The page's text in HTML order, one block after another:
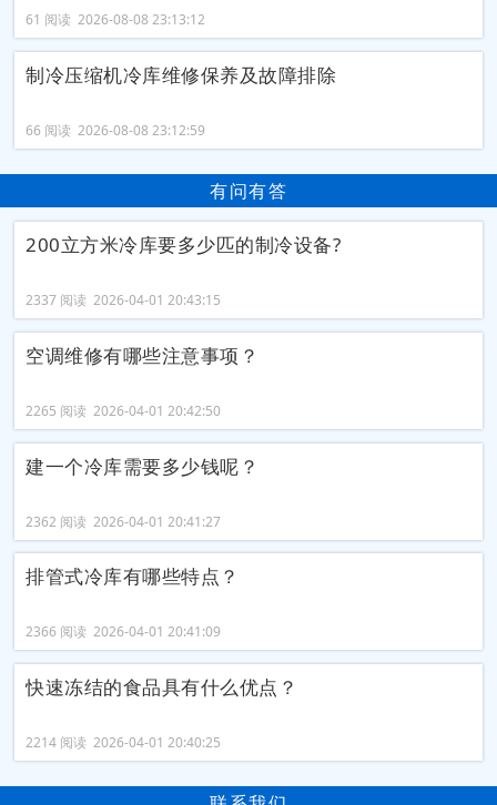
61 阅读 2026-08-08 23:13:12
制冷压缩机冷库维修保养及故障排除
66 阅读 2026-08-08 23:12:59
有问有答
200立方米冷库要多少匹的制冷设备?
2337 阅读 2026-04-01 20:43:15
空调维修有哪些注意事项？
2265 阅读 2026-04-01 20:42:50
建一个冷库需要多少钱呢？
2362 阅读 2026-04-01 20:41:27
排管式冷库有哪些特点？
2366 阅读 2026-04-01 20:41:09
快速冻结的食品具有什么优点？
2214 阅读 2026-04-01 20:40:25